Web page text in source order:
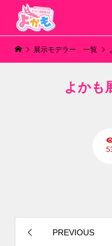
展示モデラー 一覧
よかも
PREVIOUS